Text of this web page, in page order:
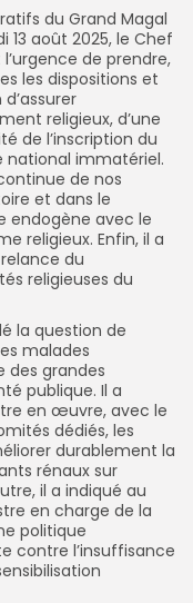
du Grand Magal
août 2025, le Chef
de prendre,
les dispositions et
religieux, d’une
de l’inscription du
national immatériel.
de nos
et dans le
endogène avec le
religieux. Enfin, il a
du
religieuses du
la question de
malades
des grandes
publique. Il a
en œuvre, avec le
dédiés, les
durablement la
rénaux sur
il a indiqué au
en charge de la
politique
contre l’insuffisance